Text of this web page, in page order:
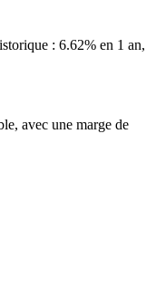
: 6.62% en 1 an,
avec une marge de